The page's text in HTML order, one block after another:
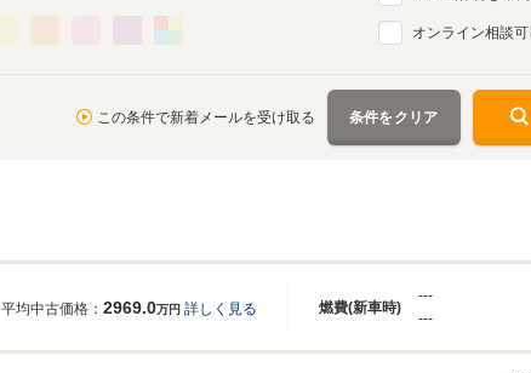
オンライン相談可
この条件で新着メールを受け取る 条件をクリア
燃費(新車時)
平均中古価格： 2969.0万円 詳しく見る
---
---